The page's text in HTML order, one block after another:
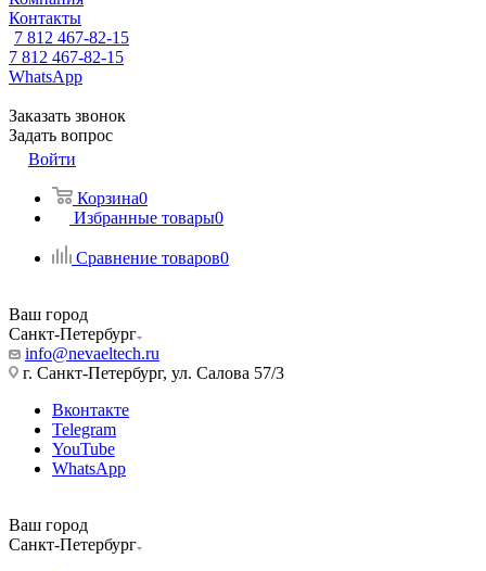
Контакты
7 812 467-82-15
7 812 467-82-15
WhatsApp
Заказать звонок
Задать вопрос
Войти
Корзина0
Избранные товары0
Сравнение товаров0
Ваш город
Санкт-Петербург
info@nevaeltech.ru
г. Санкт-Петербург, ул. Салова 57/3
Вконтакте
Telegram
YouTube
WhatsApp
Ваш город
Санкт-Петербург